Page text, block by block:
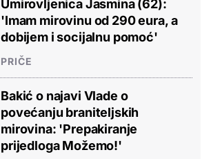
Umirovljenica Jasmina (62):
'Imam mirovinu od 290 eura, a
dobijem i socijalnu pomoć'
PRIČE
Bakić o najavi Vlade o
povećanju braniteljskih
mirovina: 'Prepakiranje
prijedloga Možemo!'